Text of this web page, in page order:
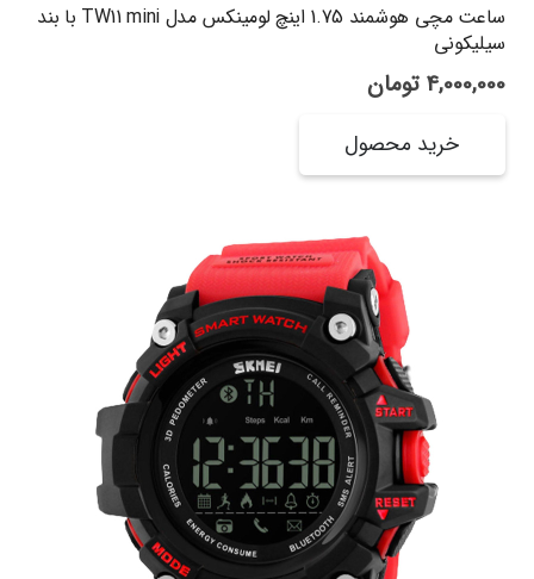
ساعت مچی هوشمند 1.75 اینچ لومینکس مدل TW11 mini با بند
سیلیکونی
4,000,000 تومان
خرید محصول